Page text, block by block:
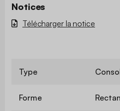
Notices
Télécharger la notice
Type
Forme